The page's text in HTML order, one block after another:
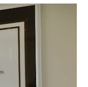
商品購入
プライバシーポリシー
サイトマップ